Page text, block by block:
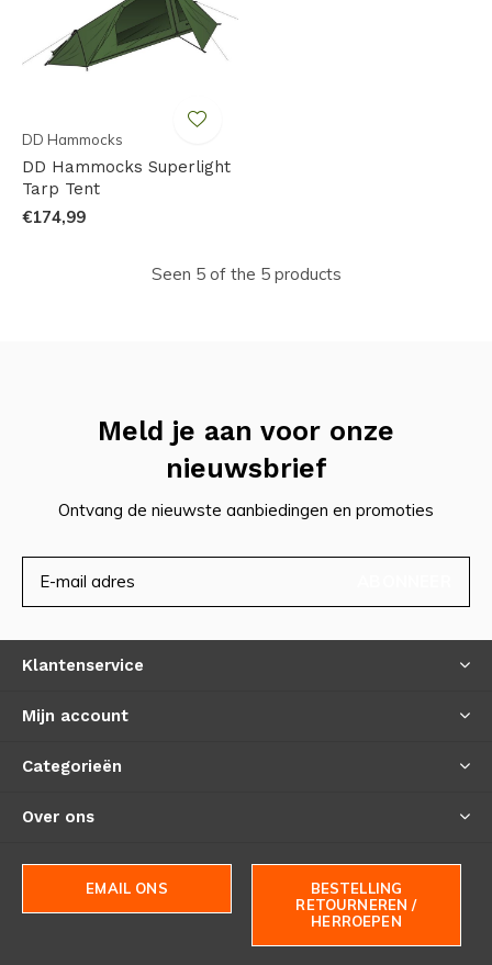
DD Hammocks
DD Hammocks Superlight
Tarp Tent
€174,99
Seen 5 of the 5 products
Meld je aan voor onze
nieuwsbrief
Ontvang de nieuwste aanbiedingen en promoties
Klantenservice
Mijn account
Categorieën
Over ons
EMAIL ONS
BESTELLING
RETOURNEREN /
HERROEPEN